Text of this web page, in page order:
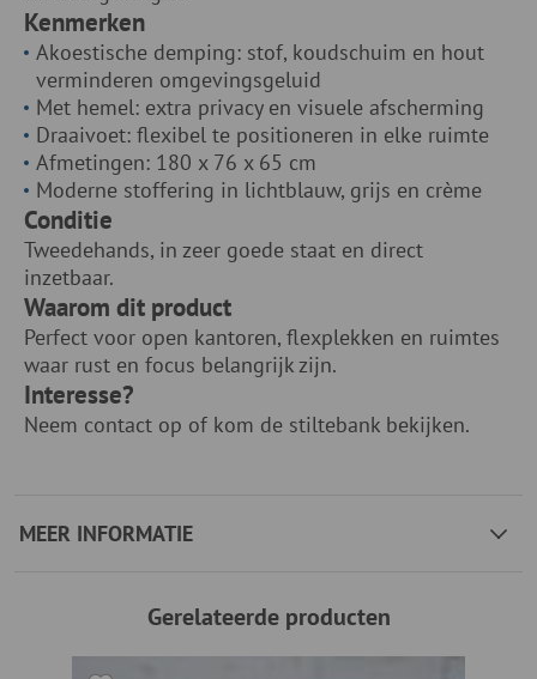
Kenmerken
Akoestische demping: stof, koudschuim en hout
verminderen omgevingsgeluid
Met hemel: extra privacy en visuele afscherming
Draaivoet: flexibel te positioneren in elke ruimte
Afmetingen: 180 x 76 x 65 cm
Moderne stoffering in lichtblauw, grijs en crème
Conditie
Tweedehands, in zeer goede staat en direct
inzetbaar.
Waarom dit product
Perfect voor open kantoren, flexplekken en ruimtes
waar rust en focus belangrijk zijn.
Interesse?
Neem contact op of kom de stiltebank bekijken.
MEER INFORMATIE
Gerelateerde producten